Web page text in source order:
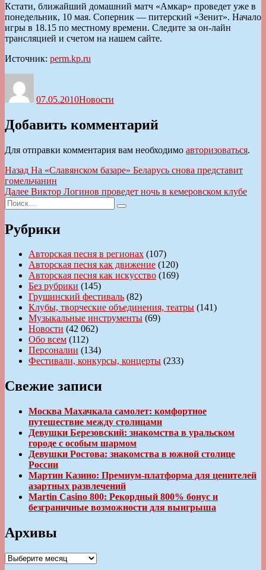
Кстати, ближайший домашний матч «Амкар» проведет уже в
понедельник, 10 мая. Соперник — питерский «Зенит». Начало
игры в 18.15 по местному времени. Следите за он-лайн
трансляцией и счетом на нашем сайте.
Источник: perm.kp.ru
07.05.2010Новости
Добавить комментарий
Для отправки комментария вам необходимо авторизоваться.
Навигация
по
записям
Назад Предыдущая
запись:
На «Славянском базаре» Беларусь снова представит
гомельчанин
Далее Следующая
Виктор Логинов проведет ночь в кемеровском клубе
Искать:
Поиск
Рубрики
Авторская песня в регионах (107)
Авторская песня как движение (120)
Авторская песня как искусство (169)
Без рубрики (145)
Грушинский фестиваль (82)
Клубы, творческие объединения, театры (141)
Музыкальные инструменты (69)
Новости (42 062)
Обо всем (112)
Персоналии (134)
Фестивали, конкурсы, концерты (233)
Свежие записи
Москва Махачкала самолет: комфортное
путешествие между столицами
Девушки Березовский: знакомства в уральском
городе с особым шармом
Девушки Ростова: знакомства в южной столице
России
Мартин Казино: Премиум-платформа для ценителей
азартных развлечений
Martin Casino 800: Рекордный 800% бонус и
безграничные возможности для выигрыша
Архивы
Архивы